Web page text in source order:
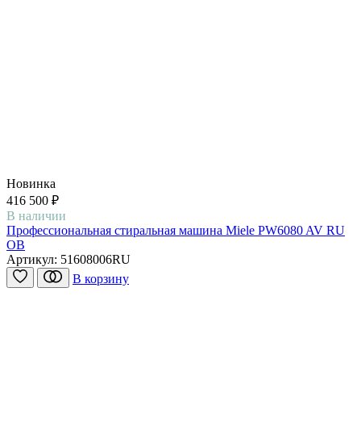
Новинка
416 500 ₽
В наличии
Профессиональная стиральная машина Miele PW6080 AV RU
OB
Артикул: 51608006RU
В корзину